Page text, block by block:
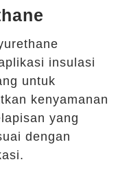
insulasi
untuk
kenyamanan
yang
dengan